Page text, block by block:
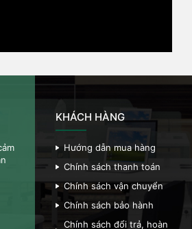
KHÁCH HÀNG
Hướng dẫn mua hàng
Chính sách thanh toán
Chính sách vận chuyển
Chính sách bảo hành
Chính sách đổi trả, hoàn